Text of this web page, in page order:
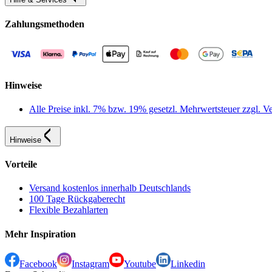
Zahlungsmethoden
Hinweise
Alle Preise inkl. 7% bzw. 19% gesetzl. Mehrwertsteuer zzgl.
Hinweise
Vorteile
Versand kostenlos innerhalb Deutschlands
100 Tage Rückgaberecht
Flexible Bezahlarten
Mehr Inspiration
Facebook Instagram Youtube
Linkedin